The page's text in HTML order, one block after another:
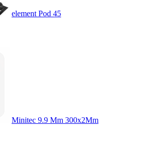
element Pod 45
Minitec 9.9 Mm 300x2Mm